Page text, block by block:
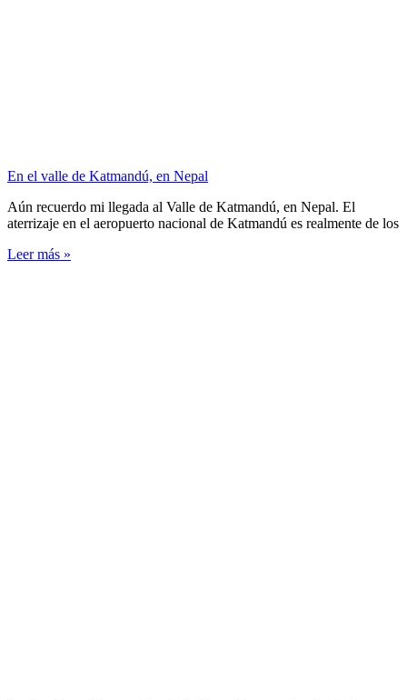
En el valle de Katmandú, en Nepal
Aún recuerdo mi llegada al Valle de Katmandú, en Nepal. El
aterrizaje en el aeropuerto nacional de Katmandú es realmente de los
Leer más »